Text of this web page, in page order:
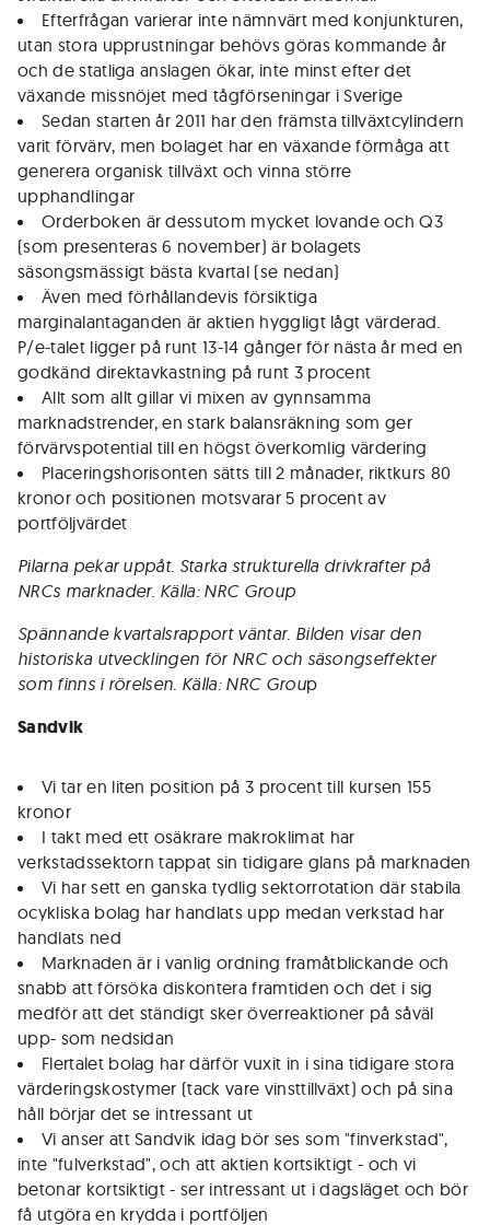
Efterfrågan varierar inte nämnvärt med konjunkturen,
utan stora upprustningar behövs göras kommande år
och de statliga anslagen ökar, inte minst efter det
växande missnöjet med tågförseningar i Sverige
Sedan starten år 2011 har den främsta tillväxtcylindern
varit förvärv, men bolaget har en växande förmåga att
generera organisk tillväxt och vinna större
upphandlingar
Orderboken är dessutom mycket lovande och Q3
(som presenteras 6 november) är bolagets
säsongsmässigt bästa kvartal (se nedan)
Även med förhållandevis försiktiga
marginalantaganden är aktien hyggligt lågt värderad.
P/e-talet ligger på runt 13-14 gånger för nästa år med en
godkänd direktavkastning på runt 3 procent
Allt som allt gillar vi mixen av gynnsamma
marknadstrender, en stark balansräkning som ger
förvärvspotential till en högst överkomlig värdering
Placeringshorisonten sätts till 2 månader, riktkurs 80
kronor och positionen motsvarar 5 procent av
portföljvärdet
​​​Pilarna pekar uppåt. Starka strukturella drivkrafter på
NRCs marknader. Källa: NRC Group
Spännande kvartalsrapport väntar. Bilden visar den
historiska utvecklingen för NRC och säsongseffekter
som finns i rörelsen. Källa: NRC Group
Sandvik
Vi tar en liten position på 3 procent till kursen 155
kronor
I takt med ett osäkrare makroklimat har
verkstadssektorn tappat sin tidigare glans på marknaden
Vi har sett en ganska tydlig sektorrotation där stabila
ocykliska bolag har handlats upp medan verkstad har
handlats ned
Marknaden är i vanlig ordning framåtblickande och
snabb att försöka diskontera framtiden och det i sig
medför att det ständigt sker överreaktioner på såväl
upp- som nedsidan
Flertalet bolag har därför vuxit in i sina tidigare stora
värderingskostymer (tack vare vinsttillväxt) och på sina
håll börjar det se intressant ut
Vi anser att Sandvik idag bör ses som "finverkstad",
inte "fulverkstad", och att aktien kortsiktigt - och vi
betonar kortsiktigt - ser intressant ut i dagsläget och bör
få utgöra en krydda i portföljen